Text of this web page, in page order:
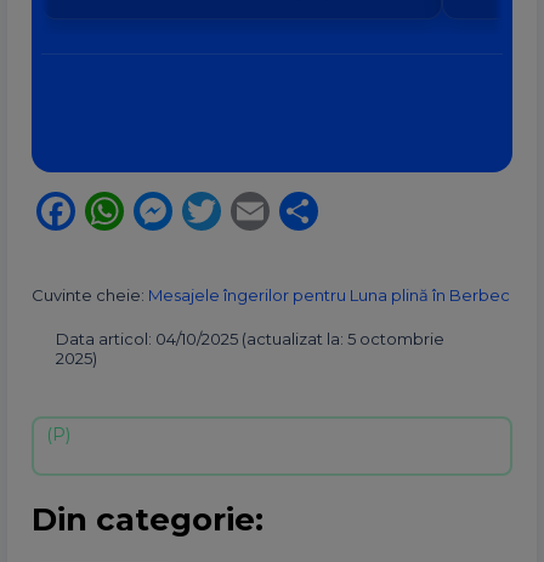
Facebook
WhatsApp
Messenger
Twitter
Email
Cuvinte cheie: Mesajele îngerilor pentru Luna plină în Berbec
Data articol: 04/10/2025 (actualizat la: 5 octombrie
2025)
Din categorie: